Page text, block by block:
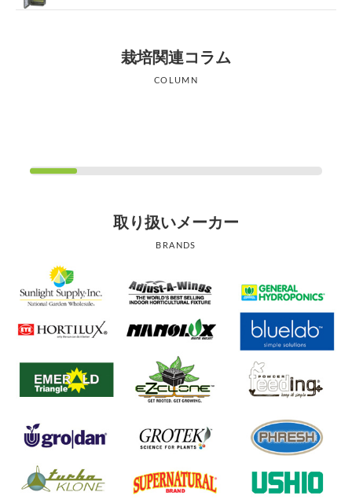
栽培関連コラム
COLUMN
取り扱いメーカー
BRANDS